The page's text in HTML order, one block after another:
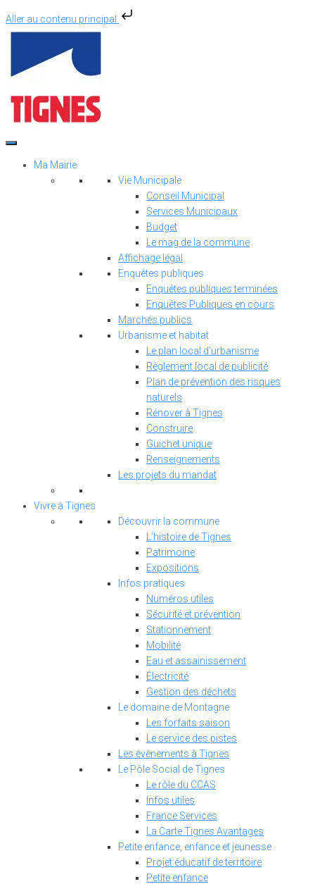
Aller au contenu principal
Aller
contenu
Ma Mairie
Vie Municipale
Conseil Municipal
Services Municipaux
Budget
Le mag de la commune
Affichage légal
Enquêtes publiques
Enquêtes publiques terminées
Enquêtes Publiques en cours
Marchés publics
Urbanisme et habitat
Le plan local d’urbanisme
Règlement local de publicité
Plan de prévention des risques
naturels
Rénover à Tignes
Construire
Guichet unique
Renseignements
Les projets du mandat
Vivre à Tignes
Découvrir la commune
L’histoire de Tignes
Patrimoine
Expositions
Infos pratiques
Numéros utiles
Sécurité et prévention
Stationnement
Mobilité
Eau et assainissement
Électricité
Gestion des déchets
Le domaine de Montagne
Les forfaits saison
Le service des pistes
Les évènements à Tignes
Le Pôle Social de Tignes
Le rôle du CCAS
Infos utiles
France Services
La Carte Tignes Avantages
Petite enfance, enfance et jeunesse
Projet éducatif de territoire
Petite enfance